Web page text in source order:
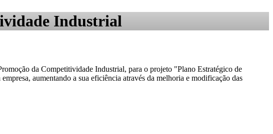
Industrial
da Competitividade Industrial, para o projeto "Plano Estratégico de
aumentando a sua eficiência através da melhoria e modificação das